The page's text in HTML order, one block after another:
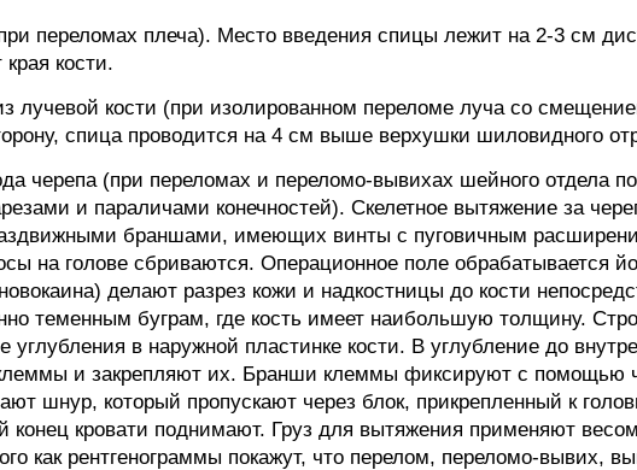
переломах плеча). Место введения спицы лежит на 2-3 см
кости.
лучевой кости (при изолированном переломе луча со
спица проводится на 4 см выше верхушки шиловидного
черепа (при переломах и переломо-вывихах шейного отдела
и параличами конечностей). Скелетное вытяжение за
браншами, имеющих винты с пуговичным
на голове сбриваются. Операционное поле обрабатывается
делают разрез кожи и надкостницы до кости
теменным буграм, где кость имеет наибольшую толщину.
углубления в наружной пластинке кости. В углубление до
и закрепляют их. Бранши клеммы фиксируют с помощью
шнур, который пропускают через блок, прикрепленный к
конец кровати поднимают. Груз для вытяжения применяют
как рентгенограммы покажут, что перелом, переломо-вывих,